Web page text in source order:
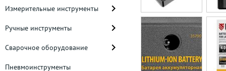
Измерительные инструменты
Ручные инструменты
Сварочное оборудование
Пневмоинструменты